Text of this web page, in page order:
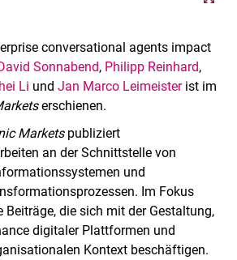
conversational agents impact
Sonnabend, Philipp Reinhard,
Li und Jan Marco Leimeisterist im
erschienen.
Marketspubliziert
an der Schnittstelle von
und
Im Fokus
Beiträge, die sich mit der Gestaltung,
digitaler Plattformen und
Kontext beschäftigen.